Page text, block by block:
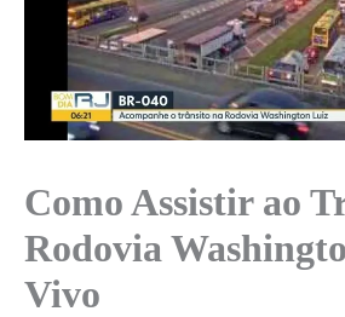
Como Assistir ao
Rodovia
Vivo